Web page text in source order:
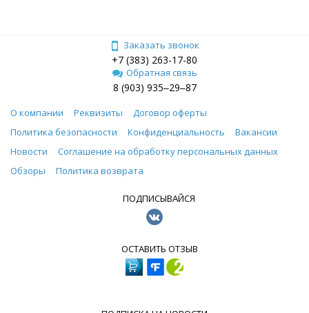
Заказать звонок
+7 (383) 263-17-80
Обратная связь
8 (903) 935‒29‒87
О компании Реквизиты
Договор оферты
Политика безопасности
Конфиденциальность
Вакансии
Новости
Соглашение на обработку персональных данных
Обзоры
Политика возврата
ПОДПИСЫВАЙСЯ
ОСТАВИТЬ ОТЗЫВ